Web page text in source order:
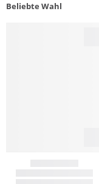
Beliebte Wahl